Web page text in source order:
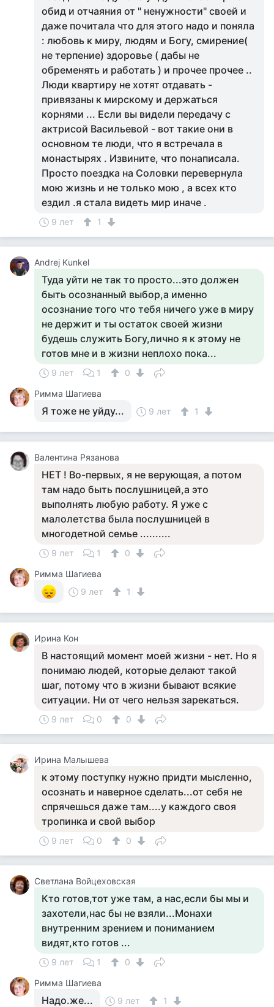
обид и отчаяния от " ненужности" своей и
даже почитала что для этого надо и поняла
: любовь к миру, людям и Богу, смирение(
не терпение) здоровье ( дабы не
обременять и работать ) и прочее прочее ..
Люди квартиру не хотят отдавать -
привязаны к мирскому и держаться
корнями ... Если вы видели передачу с
актрисой Васильевой - вот такие они в
основном те люди, что я встречала в
монастырях . Извините, что понаписала.
Просто поездка на Соловки перевернула
мою жизнь и не только мою , а всех кто
ездил .я стала видеть мир иначе .
9 лет 1
Andrej Kunkel
Туда уйти не так то просто...это должен
быть осознанный выбор,а именно
осознание того что тебя ничего уже в миру
не держит и ты остаток своей жизни
будешь служить Богу,лично я к этому не
готов мне и в жизни неплохо пока...
9 лет 1
0
Римма Шагиева
Я тоже не уйду... 9 лет 1
Валентина Рязанова
НЕТ ! Во-первых, я не верующая, а потом
там надо быть послушницей,а это
выполнять любую работу. Я уже с
малолетства была послушницей в
многодетной семье ..........
9 лет 1
0
Римма Шагиева
9 лет
1
Ирина Кон
В настоящий момент моей жизни - нет. Но я
понимаю людей, которые делают такой
шаг, потому что в жизни бывают всякие
ситуации. Ни от чего нельзя зарекаться.
9 лет 0 0
Ирина Малышева
к этому поступку нужно придти мысленно,
осознать и наверное сделать...от себя не
спрячешься даже там....у каждого своя
тропинка и свой выбор
9 лет 0 0
Светлана Войцеховская
Кто готов,тот уже там, а нас,если бы мы и
захотели,нас бы не взяли...Монахи
внутренним зрением и пониманием
видят,кто готов ...
9 лет 1
0
Римма Шагиева
Надо.же... 9 лет 1